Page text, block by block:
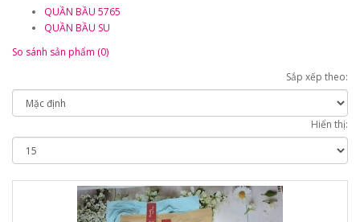
QUẦN BẦU 5765
QUẦN BẦU SU
So sánh sản phẩm (0)
Sắp xếp theo:
Hiển thị: